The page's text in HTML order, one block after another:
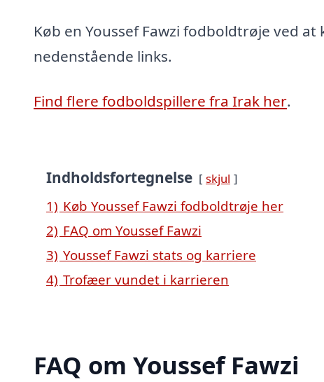
Køb en Youssef Fawzi fodboldtrøje ved at
nedenstående links.
Find flere fodboldspillere fra Irak her.
Indholdsfortegnelse skjul
1) Køb Youssef Fawzi fodboldtrøje her
2) FAQ om Youssef Fawzi
3) Youssef Fawzi stats og karriere
4) Trofæer vundet i karrieren
FAQ om Youssef Fawzi